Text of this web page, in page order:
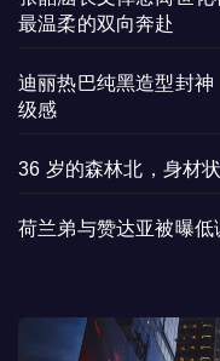
最温柔的双向奔赴
迪丽热巴纯黑造型封
级感
36 岁的森林北，身材
荷兰弟与赞达亚被曝